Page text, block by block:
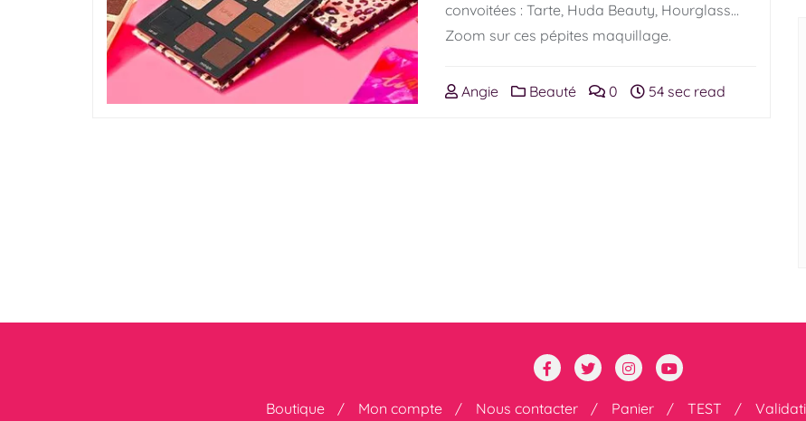
convoitées : Tarte, Huda Beauty, Hourglass…
Zoom sur ces pépites maquillage.
Angie Beauté 0 54 sec read
Boutique Mon compte Nous contacter Panier TEST